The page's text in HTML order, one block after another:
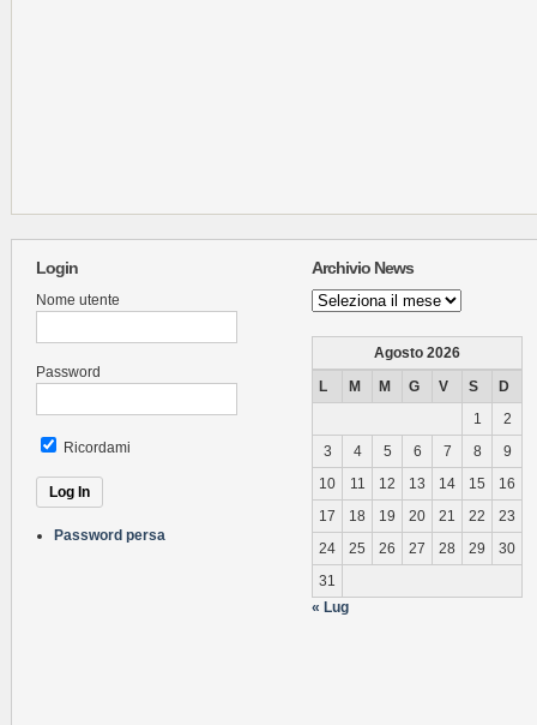
Login
Nome utente
Password
Ricordami
Password persa
Archivio News
Archivio
News
Agosto 2026
L
M M G V S
D
1
2
3
4 5 6 7 8
9
10
11 12 13 14 15
16
17
18 19 20 21 22
23
24
25 26 27 28 29
30
31
« Lug